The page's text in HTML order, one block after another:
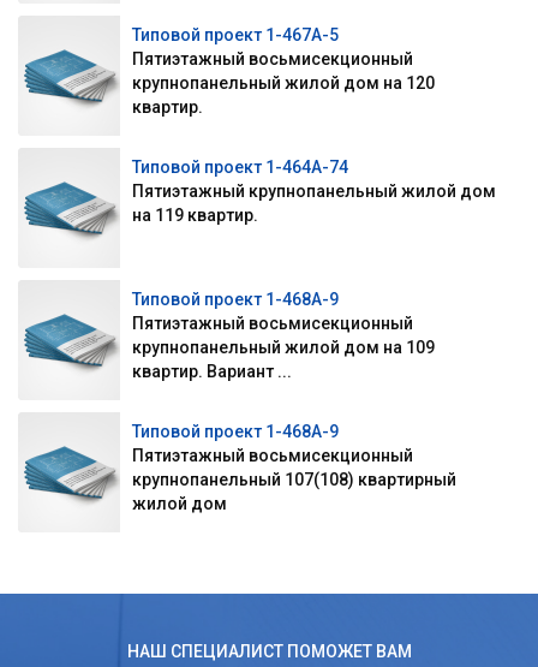
Типовой проект 1-467А-5
Пятиэтажный восьмисекционный
крупнопанельный жилой дом на 120
квартир.
Типовой проект 1-464А-74
Пятиэтажный крупнопанельный жилой дом
на 119 квартир.
Типовой проект 1-468А-9
Пятиэтажный восьмисекционный
крупнопанельный жилой дом на 109
квартир. Вариант ...
Типовой проект 1-468А-9
Пятиэтажный восьмисекционный
крупнопанельный 107(108) квартирный
жилой дом
НАШ СПЕЦИАЛИСТ ПОМОЖЕТ ВАМ